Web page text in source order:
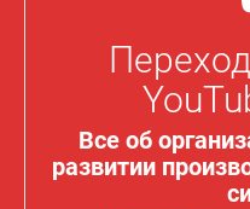
Все об
развитии